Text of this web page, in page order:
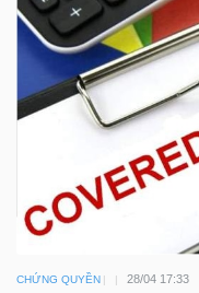
CHỨNG QUYỀN 28/04 17:33
tư